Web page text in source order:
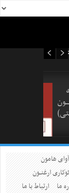
هامون
ارغنــون
ما ارتباط با ما